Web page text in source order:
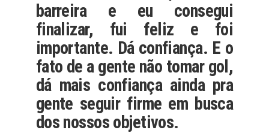
barreira e eu consegui
finalizar, fui feliz e foi
importante. Dá confiança. E o
fato de a gente não tomar gol,
dá mais confiança ainda pra
gente seguir firme em busca
dos nossos objetivos.